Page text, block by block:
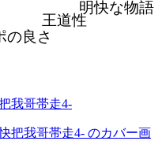
明快な物語
王道性
の良さ
我哥帯走4-